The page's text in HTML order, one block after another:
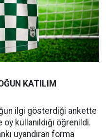
KATILIM
ilgi gösterdiği ankette
kullanıldığı öğrenildi.
uyandıran forma